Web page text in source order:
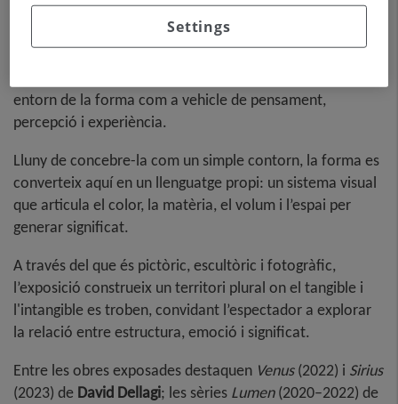
del programaArs et Scientia Teknontitulada "El
llenguatge de la forma", una mostra que reuneix l’obra de
entorn de la forma com a vehicle de pensament,
percepció i experiència.
Lluny de concebre-la com un simple contorn, la forma es
converteix aquí en un llenguatge propi: un sistema visual
que articula el color, la matèria, el volum i l’espai per
generar significat.
A través del que és pictòric, escultòric i fotogràfic,
l’exposició construeix un territori plural onel tangible i
l'intangiblees troben, convidant l’espectador a explorar
la relació entre estructura, emoció i significat.
Entre les obres exposades destaquen Venus(2022) i Sirius
(2023) de David Dellagi; les sèries Lumen(2020–2022) de
Settings